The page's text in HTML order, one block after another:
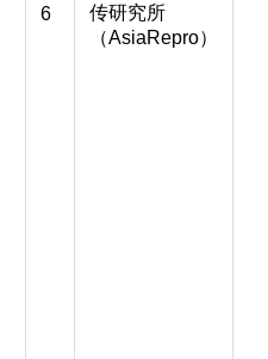
6
传研究所
（AsiaRepro）